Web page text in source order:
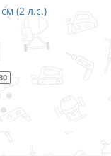
(2 л.с.)